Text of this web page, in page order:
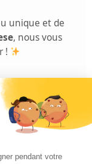
unique et de
, nous vous
!